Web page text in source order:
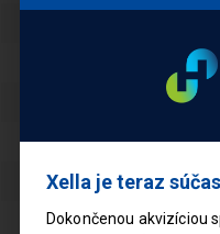
200
225
250
Xella je teraz
Dokončenou akvizíciou